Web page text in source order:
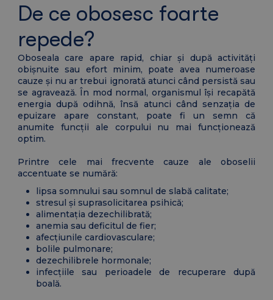
De ce obosesc foarte
repede?
Oboseala care apare rapid, chiar și după activități
obișnuite sau efort minim, poate avea numeroase
cauze și nu ar trebui ignorată atunci când persistă sau
se agravează. În mod normal, organismul își recapătă
energia după odihnă, însă atunci când senzația de
epuizare apare constant, poate fi un semn că
anumite funcții ale corpului nu mai funcționează
optim.
Printre cele mai frecvente cauze ale oboselii
accentuate se numără:
lipsa somnului sau somnul de slabă calitate;
stresul și suprasolicitarea psihică;
alimentația dezechilibrată;
anemia sau deficitul de fier;
afecțiunile cardiovasculare;
bolile pulmonare;
dezechilibrele hormonale;
infecțiile sau perioadele de recuperare după
boală.